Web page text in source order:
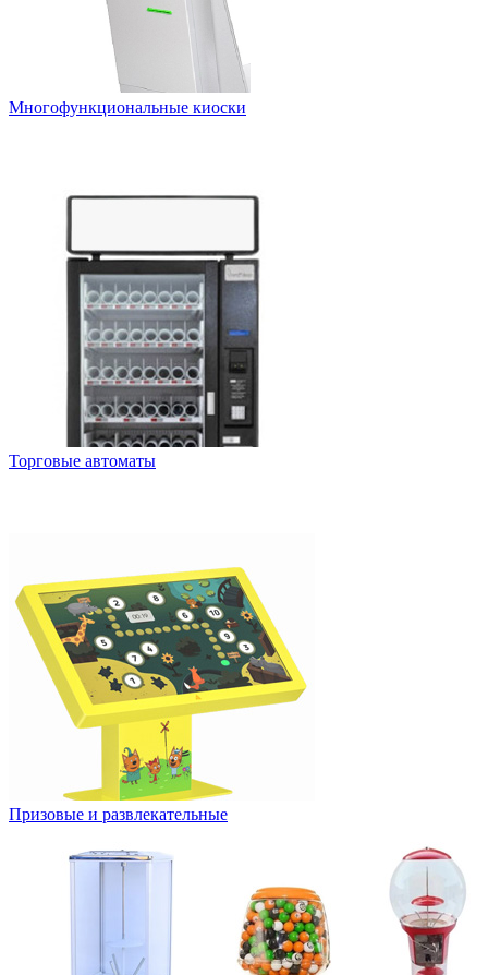
Многофункциональные киоски
Торговые автоматы
Призовые и развлекательные